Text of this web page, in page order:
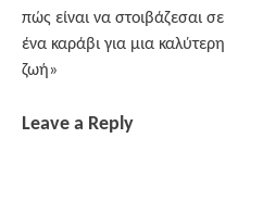
πώς είναι να στοιβάζεσαι σε
ένα καράβι για μια καλύτερη
ζωή»
Leave a Reply